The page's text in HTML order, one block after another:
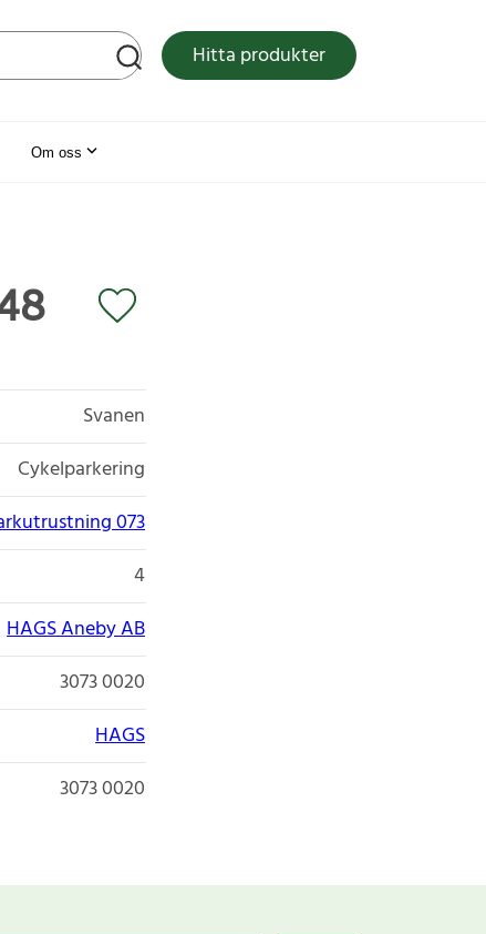
Hitta produkter
Om oss
Svanen
Cykelparkering
073
4
HAGS Aneby AB
3073 0020
HAGS
3073 0020